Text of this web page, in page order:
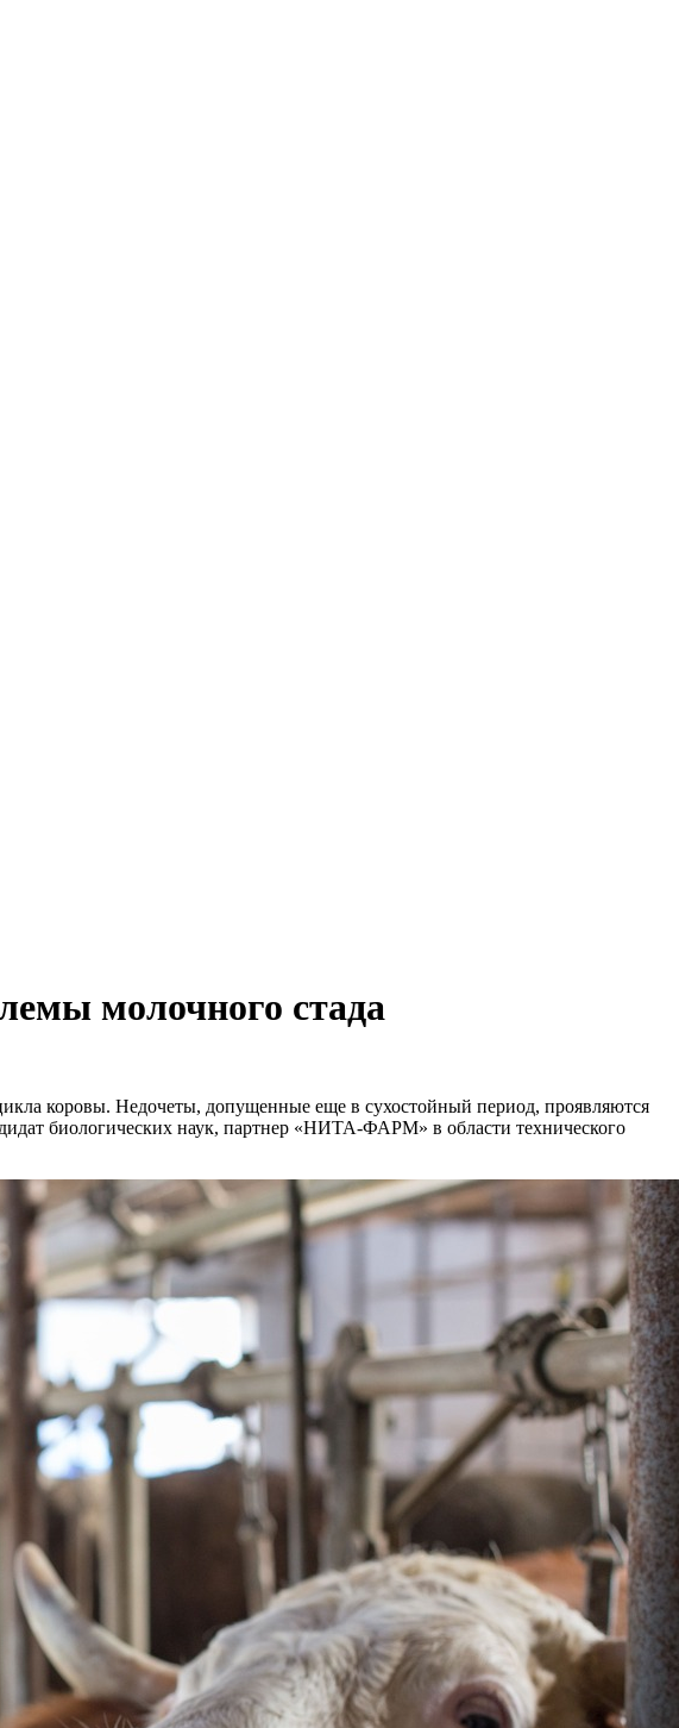
молочного стада
коровы. Недочеты, допущенные еще в сухостойный период, проявляются
биологических наук, партнер «НИТА-ФАРМ» в области технического